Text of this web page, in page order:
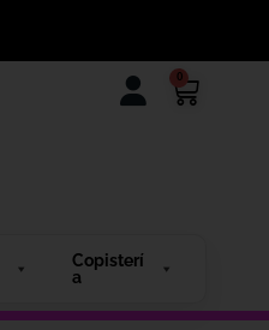
0
Copisterí
a